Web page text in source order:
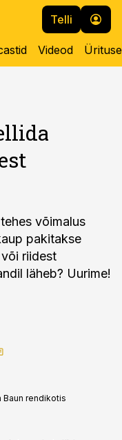
Telli
Videod
võimalus
pakitakse
riidest
läheb? Uurime!
rendikotis